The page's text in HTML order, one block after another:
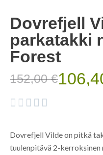
Dovrefjell
parkatakki
Forest
152,00 €
    
Dovrefjell Vilde on pitkä
tuulenpitävä 2-kerroksinen